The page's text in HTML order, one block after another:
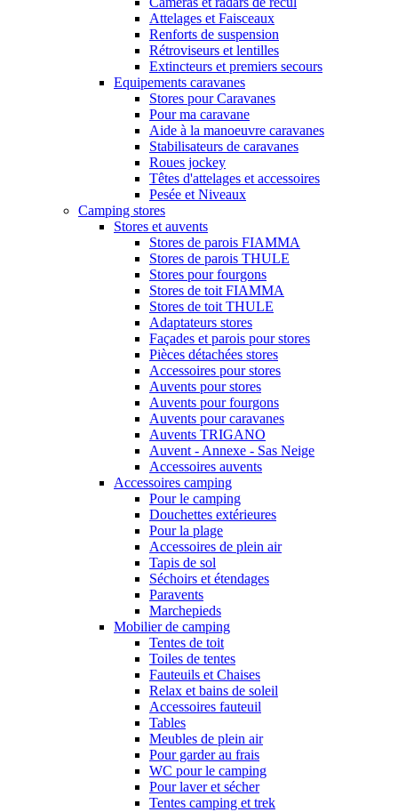
Attelages et Faisceaux
Renforts de suspension
Rétroviseurs et lentilles
Extincteurs et premiers secours
Equipements caravanes
Stores pour Caravanes
Pour ma caravane
Aide à la manoeuvre caravanes
Stabilisateurs de caravanes
Roues jockey
Têtes d'attelages et accessoires
Pesée et Niveaux
Camping stores
Stores et auvents
Stores de parois FIAMMA
Stores de parois THULE
Stores pour fourgons
Stores de toit FIAMMA
Stores de toit THULE
Adaptateurs stores
Façades et parois pour stores
Pièces détachées stores
Accessoires pour stores
Auvents pour stores
Auvents pour fourgons
Auvents pour caravanes
Auvents TRIGANO
Auvent - Annexe - Sas Neige
Accessoires auvents
Accessoires camping
Pour le camping
Douchettes extérieures
Pour la plage
Accessoires de plein air
Tapis de sol
Séchoirs et étendages
Paravents
Marchepieds
Mobilier de camping
Tentes de toit
Toiles de tentes
Fauteuils et Chaises
Relax et bains de soleil
Accessoires fauteuil
Tables
Meubles de plein air
Pour garder au frais
WC pour le camping
Pour laver et sécher
Tentes camping et trek